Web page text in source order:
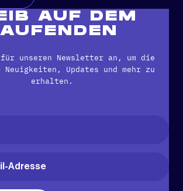
AUF DEM
unseren Newsletter an, um die
Updates und mehr zu
erhalten.